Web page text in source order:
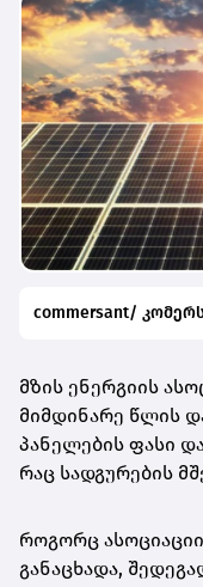
commersant/
მზის ენერგიის
მიმდინარე წლის
პანელების ფასი
რაც სადგურების
როგორც
განაცხადა,